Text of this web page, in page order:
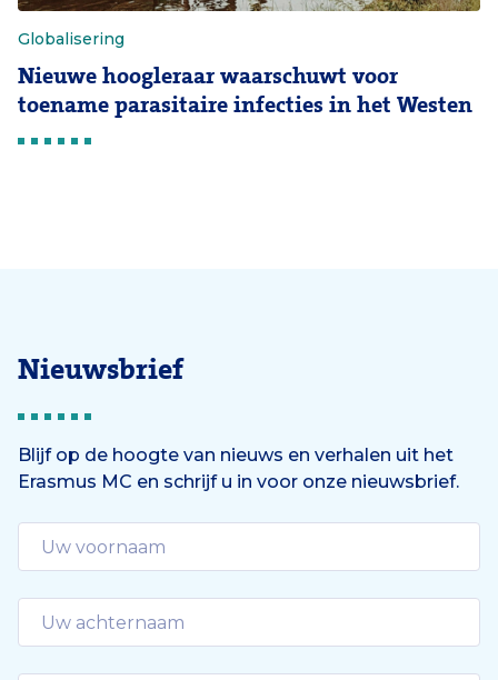
Globalisering
Nieuwe hoogleraar waarschuwt voor
toename parasitaire infecties in het Westen
Nieuwsbrief
Blijf op de hoogte van nieuws en verhalen uit het
Erasmus MC en schrijf u in voor onze nieuwsbrief.